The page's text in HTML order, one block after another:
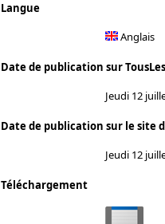
Langue
Anglais
Date de publication sur
Jeudi 12
Date de publication sur le site
Jeudi 12
Téléchargement